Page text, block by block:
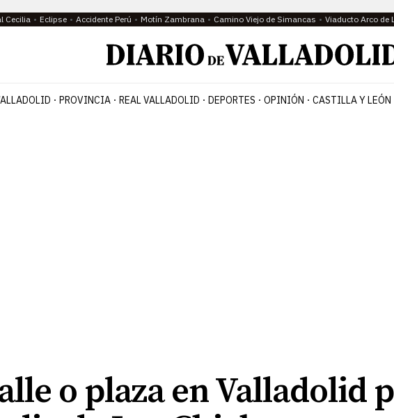
Cecilia Eclipse Accidente Perú Motín Zambrana Camino Viejo de Simancas Viaducto Arco de
PROVINCIA REAL VALLADOLID DEPORTES OPINIÓN CASTILLA Y LEÓN
o plaza en Valladolid